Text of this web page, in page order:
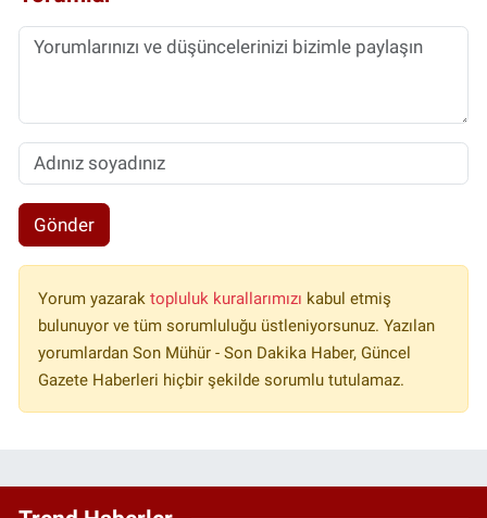
Gönder
Yorum yazarak topluluk kurallarımızı kabul etmiş
bulunuyor ve tüm sorumluluğu üstleniyorsunuz. Yazılan
yorumlardan Son Mühür - Son Dakika Haber, Güncel
Gazete Haberleri hiçbir şekilde sorumlu tutulamaz.